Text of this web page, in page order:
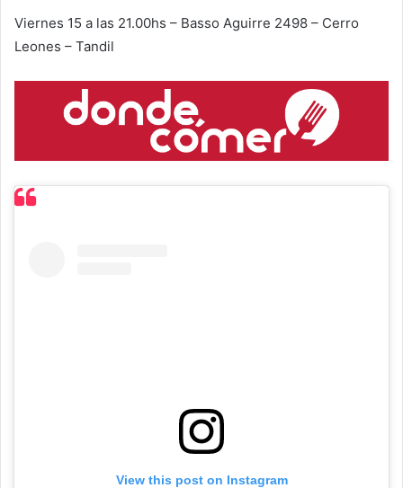
Viernes 15 a las 21.00hs – Basso Aguirre 2498 – Cerro
Leones – Tandil
View this post on Instagram